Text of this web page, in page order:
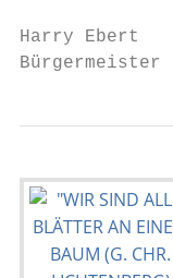
Harry Ebert
Bürgermeister